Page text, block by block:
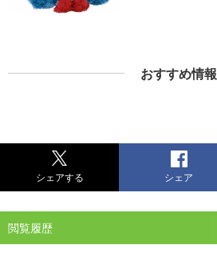
おすすめ情報
シェアする シェア
閲覧履歴